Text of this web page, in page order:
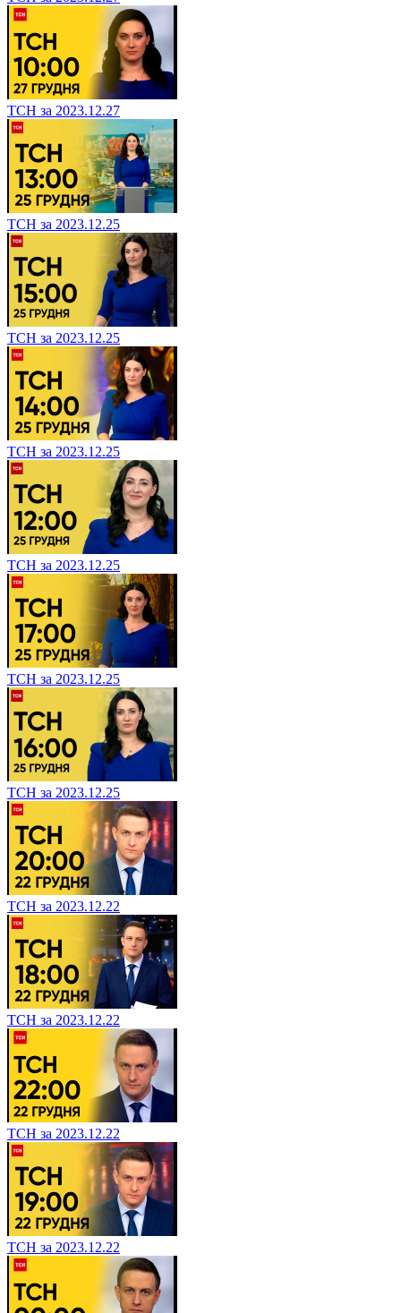
ТСН за 2023.12.27
ТСН за 2023.12.25
ТСН за 2023.12.25
ТСН за 2023.12.25
ТСН за 2023.12.25
ТСН за 2023.12.25
ТСН за 2023.12.25
ТСН за 2023.12.22
ТСН за 2023.12.22
ТСН за 2023.12.22
ТСН за 2023.12.22